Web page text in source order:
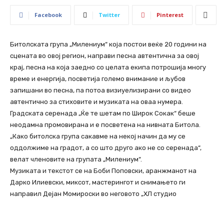
Facebook Twitter Pinterest
Битолската група „Милениум“ која постои веќе 20 години на
сцената во овој регион, направи песна автентична за овој
крај, песна на која заедно со целата екипа потрошија многу
време и енергија, посветија големо внимание и љубов
запишани во песна, па потоа визиуелизирани со видео
автентично за стиховите и музиката на оваа нумера.
Градската серенада „Ќе те шетам по Широк Сокак“ беше
неодамна промовирана и е посветена на нивната Битола.
„Како битолска група сакавме на некој начин да му се
оддолжиме на градот, а со што друго ако не со серенада“,
велат членовите на групата „Милениум“.
Музиката и текстот се на Боби Поповски, аранжманот на
Дарко Илиевски, миксот, мастерингот и снимањето ги
направил Дејан Момироски во неговото „ХЛ студио